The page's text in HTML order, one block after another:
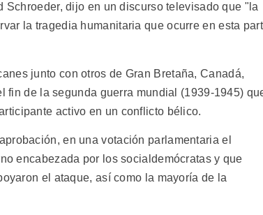
dijo en un discurso televisado que "la
la tragedia humanitaria que ocurre en esta
junto con otros de Gran Bretaña, Canadá,
fin de la segunda guerra mundial (1939-1945)
activo en un conflicto bélico.
en una votación parlamentaria el
encabezada por los socialdemócratas y que
el ataque, así como la mayoría de la